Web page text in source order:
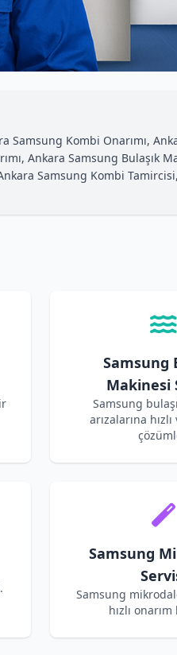
Samsung Kombi Onarımı,
Ankara Samsung Bulaşık
Samsung Kombi
Samsung
Makinesi
Samsung
arızalarına
Samsung
Samsung
hızlı